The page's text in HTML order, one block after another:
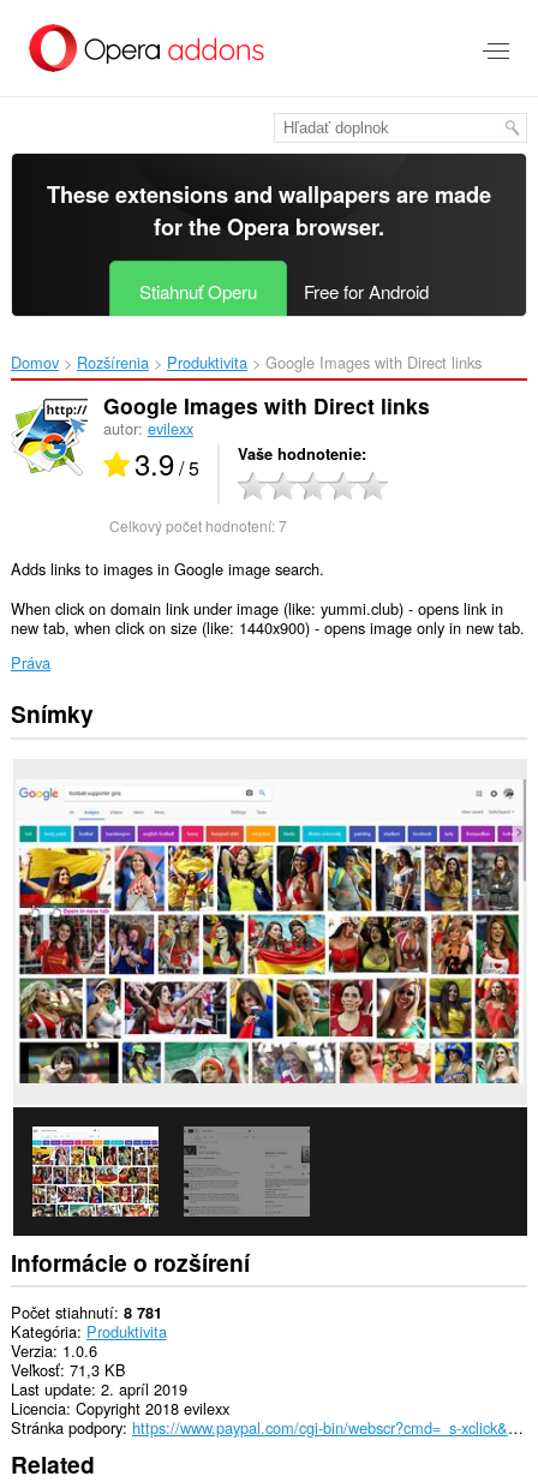
hlavný
These extensions and wallpapers are made
for theOpera browser.
Stiahnuť Operu Free for Android
Domov Rozšírenia Produktivita Google Images with Direct links‎
Google Images with Direct links
autor: evilexx
3.9/ 5 Vaše hodnotenie
Celkový počet hodnotení:7
Adds links to images in Google image search.
When click on domain link under image (like: yummi.club) - opens link in
new tab, when click on size (like: 1440x900) - opens image only in new tab.
Práva
Toto
rozšírenie
dátam
na
niektorých
webových
stránkach.
Toto
rozšírenie
má
prístup
vašim
listom
Snímky
Informácie o rozšírení
Počet stiahnutí 8 781
Kategória Produktivita
Verzia 1.0.6
Veľkosť 71,3 KB
Last update 2. apríl 2019
Licencia Copyright 2018 evilexx
Stránka podpory
https://www.paypal.com/cgi-bin/webscr?cmd=_s-xclick&hosted_button_id=SLHFMF373Z9GG&source=url
Related